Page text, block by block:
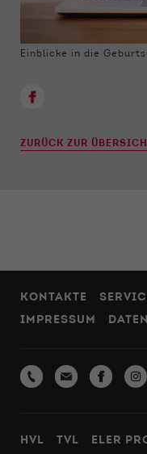
Einblicke in die
ZURÜCK ZUR
KONTAKTE
IMPRESSUM
HVL TVL ELER